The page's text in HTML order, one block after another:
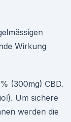
Wirkung
(300mg) CBD.
Um sichere
werden die